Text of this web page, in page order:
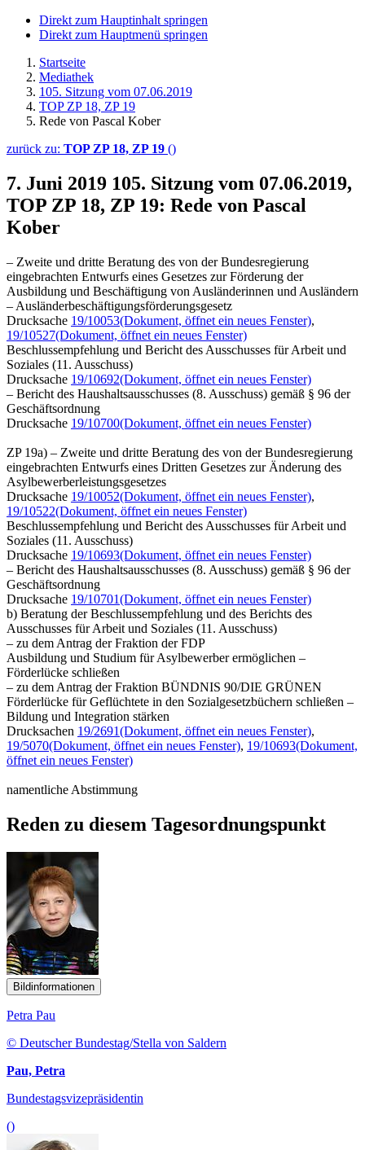
Direkt zum Hauptinhalt springen
Direkt zum Hauptmenü springen
Startseite
Mediathek
105. Sitzung vom 07.06.2019
TOP ZP 18, ZP 19
Rede von Pascal Kober
zurück zu: TOP ZP 18, ZP 19 ()
7. Juni 2019 105. Sitzung vom 07.06.2019,
TOP ZP 18, ZP 19: Rede von Pascal
Kober
– Zweite und dritte Beratung des von der Bundesregierung
eingebrachten Entwurfs eines Gesetzes zur Förderung der
Ausbildung und Beschäftigung von Ausländerinnen und Ausländern
– Ausländerbeschäftigungsförderungsgesetz
Drucksache 19/10053(Dokument, öffnet ein neues Fenster),
19/10527(Dokument, öffnet ein neues Fenster)
Beschlussempfehlung und Bericht des Ausschusses für Arbeit und
Soziales (11. Ausschuss)
Drucksache 19/10692(Dokument, öffnet ein neues Fenster)
– Bericht des Haushaltsausschusses (8. Ausschuss) gemäß § 96 der
Geschäftsordnung
Drucksache 19/10700(Dokument, öffnet ein neues Fenster)
ZP 19a) – Zweite und dritte Beratung des von der Bundesregierung
eingebrachten Entwurfs eines Dritten Gesetzes zur Änderung des
Asylbewerberleistungsgesetzes
Drucksache 19/10052(Dokument, öffnet ein neues Fenster),
19/10522(Dokument, öffnet ein neues Fenster)
Beschlussempfehlung und Bericht des Ausschusses für Arbeit und
Soziales (11. Ausschuss)
Drucksache 19/10693(Dokument, öffnet ein neues Fenster)
– Bericht des Haushaltsausschusses (8. Ausschuss) gemäß § 96 der
Geschäftsordnung
Drucksache 19/10701(Dokument, öffnet ein neues Fenster)
b) Beratung der Beschlussempfehlung und des Berichts des
Ausschusses für Arbeit und Soziales (11. Ausschuss)
– zu dem Antrag der Fraktion der FDP
Ausbildung und Studium für Asylbewerber ermöglichen –
Förderlücke schließen
– zu dem Antrag der Fraktion BÜNDNIS 90/DIE GRÜNEN
Förderlücke für Geflüchtete in den Sozialgesetzbüchern schließen –
Bildung und Integration stärken
Drucksachen 19/2691(Dokument, öffnet ein neues Fenster),
19/5070(Dokument, öffnet ein neues Fenster), 19/10693(Dokument,
öffnet ein neues Fenster)
namentliche Abstimmung
Reden zu diesem Tagesordnungspunkt
Bildinformationen
Petra Pau
© Deutscher Bundestag/Stella von Saldern
Pau, Petra
Bundestagsvizepräsidentin
()